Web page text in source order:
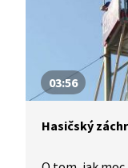
vypadá
při dopravní
03:56
Hasičský